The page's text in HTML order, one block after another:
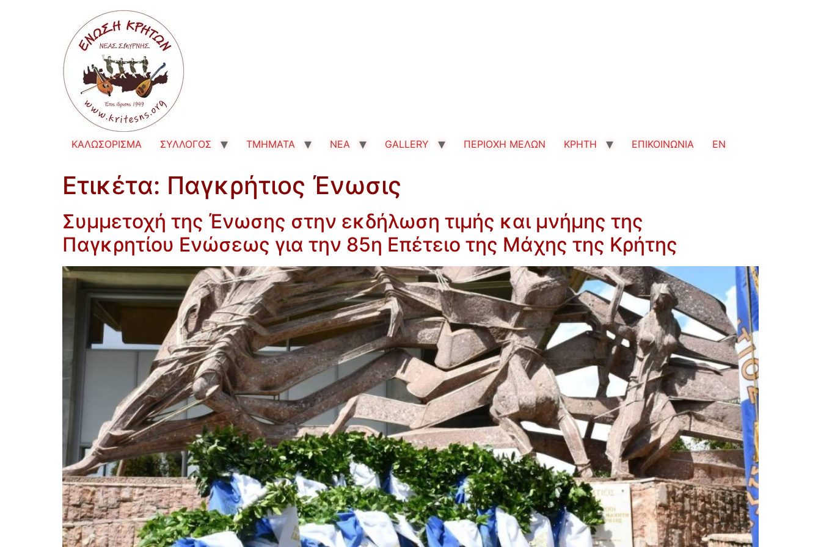
ΚΑΛΩΣΟΡΙΣΜΑ ΣΥΛΛΟΓΟΣ TMHMATA ΝΕΑ GALLERY ΠΕΡΙΟΧΗ ΜΕΛΩΝ ΚΡΗΤΗ ΕΠΙΚΟΙΝΩΝΙΑ EN
Ετικέτα: Παγκρήτιος Ένωσις
Συμμετοχή της Ένωσης στην εκδήλωση τιμής και μνήμης της
Παγκρητίου Ενώσεως για την 85η Επέτειο της Μάχης της Κρήτης